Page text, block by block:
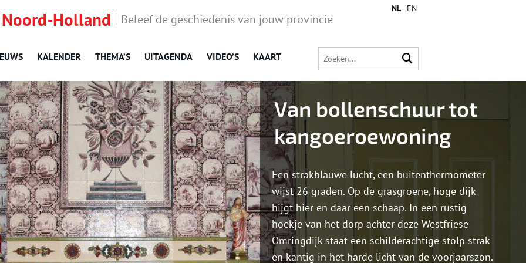
Holland Beleef de geschiedenis van jouw provincie
KALENDER THEMA’S UITAGENDA VIDEO’S KAART
NL EN
Van bollenschuur tot
kangoeroewoning
Een strakblauwe lucht, een buitenthermometer
wijst 26 graden. Op de grasgroene, hoge dijk
hijgt hier en daar een schaap. In een rustig
hoekje van het dorp achter deze Westfriese
Omringdijk staat een schilderachtige stolp strak
en kantig in het harde licht van de voorjaarszon.